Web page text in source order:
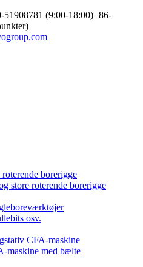
51908781 (9:00-18:00)+86-
borerigge
store roterende borerigge
osv.
CFA-maskine
maskine med bælte